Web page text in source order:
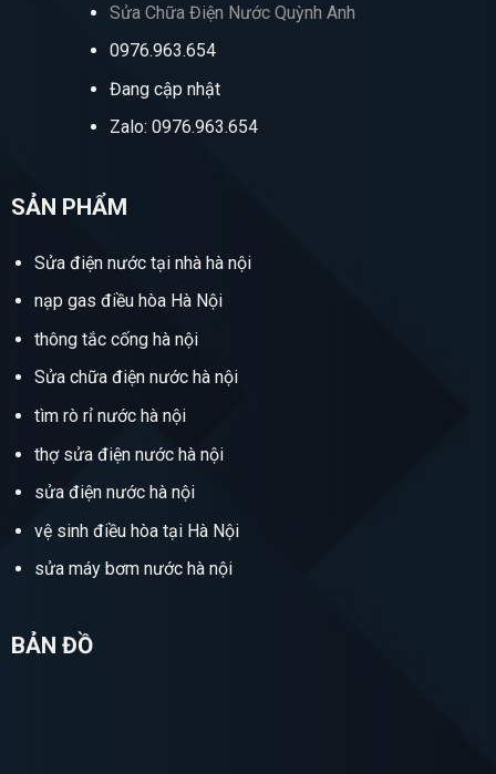
Sửa Chữa Điện Nước Quỳnh Anh
0976.963.654
Đang cập nhật
Zalo: 0976.963.654
SẢN PHẨM
Sửa điện nước tại nhà hà nội
nạp gas điều hòa Hà Nội
thông tắc cống hà nội
Sửa chữa điện nước hà nội
tìm rò rỉ nước hà nội
thợ sửa điện nước hà nội
sửa điện nước hà nội
vệ sinh điều hòa tại Hà Nội
sửa máy bơm nước hà nội
BẢN ĐỒ